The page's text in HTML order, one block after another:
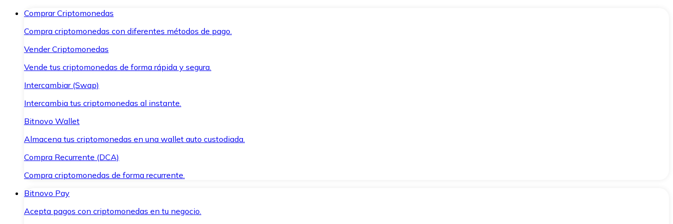
Comprar Criptomonedas
Compra criptomonedas con diferentes métodos de pago.
Vender Criptomonedas
Vende tus criptomonedas de forma rápida y segura.
Intercambiar (Swap)
Intercambia tus criptomonedas al instante.
Bitnovo Wallet
Almacena tus criptomonedas en una wallet auto custodiada.
Compra Recurrente (DCA)
Compra criptomonedas de forma recurrente.
Bitnovo Pay
Acepta pagos con criptomonedas en tu negocio.